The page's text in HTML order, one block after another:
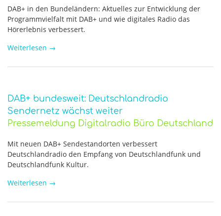
DAB+ in den Bundeländern: Aktuelles zur Entwicklung der
Programmvielfalt mit DAB+ und wie digitales Radio das
Hörerlebnis verbessert.
Weiterlesen →
DAB+ bundesweit: Deutschlandradio
Sendernetz wächst weiter
Pressemeldung Digitalradio Büro Deutschland
Mit neuen DAB+ Sendestandorten verbessert
Deutschlandradio den Empfang von Deutschlandfunk und
Deutschlandfunk Kultur.
Weiterlesen →